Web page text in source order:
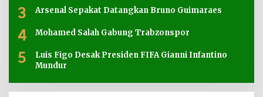
3 Arsenal Sepakat Datangkan Bruno Guimaraes
4 Mohamed Salah Gabung Trabzonspor
5
Luis Figo Desak Presiden FIFA Gianni Infantino
Mundur